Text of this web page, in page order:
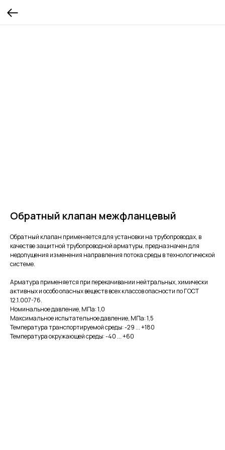
Обратный клапан межфланцевый
Обратный клапан применяется для установки на трубопроводах, в
качестве защитной трубопроводной арматуры, предназначен для
недопущения изменения направления потока среды в технологической
системе.
Арматура применяется при перекачивании нейтральных, химически
активных и особо опасных веществ всех классов опасности по ГОСТ
12.1.007-76.
Номинальное давление, МПа: 1,0
Максимальное испытательное давление, МПа: 1,5
Температура транспортируемой среды: -29 ... +180
Температура окружающей среды: -40 ... +60